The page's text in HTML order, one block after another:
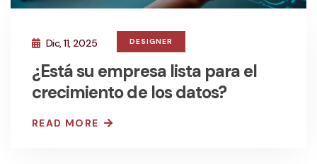
Dic, 11, 2025 DESIGNER
¿Está su empresa lista para el
crecimiento de los datos?
READ MORE